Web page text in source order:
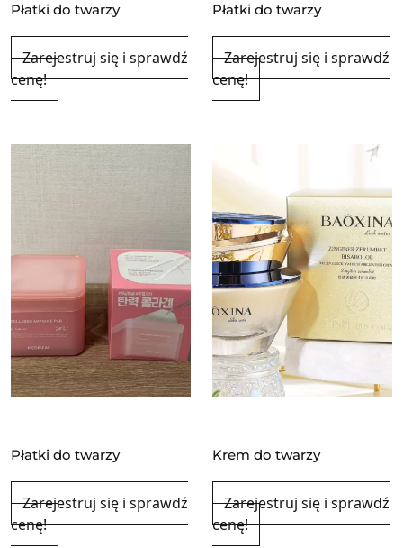
Płatki do twarzy
Zarejestruj się i sprawdź
cenę!
Płatki do twarzy
Zarejestruj się i sprawdź
cenę!
Płatki do twarzy
Zarejestruj się i sprawdź
cenę!
Krem do twarzy
Zarejestruj się i sprawdź
cenę!